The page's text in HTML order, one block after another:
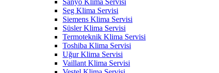
Sanyo Klima Servisi
Seg Klima Servisi
Siemens Klima Servisi
Süsler Klima Servisi
Termoteknik Klima Servisi
Toshiba Klima Servisi
Uğur Klima Servisi
Vaillant Klima Servisi